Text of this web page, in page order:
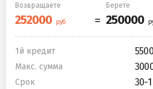
Возвращаете Берете
1й кредит
Макс. сумма
Срок 30-